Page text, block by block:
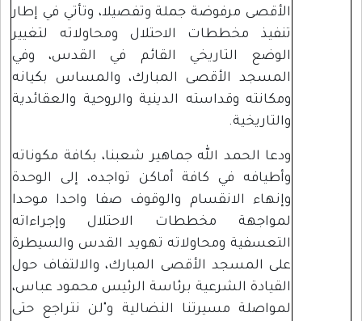
الأقصى مرفوضة جملة وتفصيلا، وتأتي في إطار
تنفيذ مخططات الاحتلال ومحاولاته لتغيير
الوضع التاريخي القائم في القدس، وفي
المسجد الأقصى المبارك، والمساس بكيانه
ومكانته وقداسته الدينية والروحية والعقائدية
والتاريخية.
ودعا الحمد الله جماهير شعبنا، بكافة مكوناته
وأطيافه في كافة أماكن تواجده، إلى الوحدة
وإنهاء الانقسام والوقوف صفا واحدا موحدا
لمواجهة مخططات الاحتلال وإجراءاته
التعسفية ومحاولاته تهويد القدس والسيطرة
على المسجد الأقصى المبارك، والالتفاف حول
القيادة الشرعية برئاسة الرئيس محمود عباس،
لمواصلة مسيرتنا النضالية و"لن نتراجع حتى